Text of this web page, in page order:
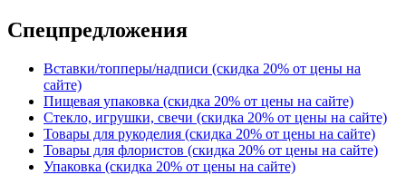
Спецпредложения
Вставки/топперы/надписи (скидка 20% от цены на
сайте)
Пищевая упаковка (скидка 20% от цены на сайте)
Стекло, игрушки, свечи (скидка 20% от цены на сайте)
Товары для рукоделия (скидка 20% от цены на сайте)
Товары для флористов (скидка 20% от цены на сайте)
Упаковка (скидка 20% от цены на сайте)